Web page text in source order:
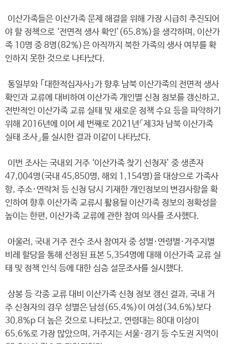
이산가족들은 이산가족 문제 해결을 위해 가장 시급히 추진되어
야 할 정책으로 ‘전면적 생사 확인’(65.8%)을 생각하며, 이산가
족 10명 중 8명(82%)은 아직까지 북한 가족의 생사 여부를 확
인하지 못한 것으로 나타났다.
통일부와 ｢대한적십자사｣가 향후 남북 이산가족의 전면적 생사
확인과 교류에 대비하여 이산가족 개인별 신청 정보를 갱신하고,
전반적인 이산가족 교류 실태 및 새로운 정책 수요 등을 파악하기
위해 2016년에 이어 세 번째로 2021년「제3차 남북 이산가족
실태 조사」를 실시한 결과 이같이 나타났다.
이번 조사는 국내외 거주 ‘이산가족 찾기 신청자’ 중 생존자
47,004명(국내 45,850명, 해외 1,154명)을 대상으로 가족사
항, 주소·연락처 등 신청 당시 기재한 개인정보의 변경사항을 확
인하여 향후 이산가족 교류시 활용될 이산가족 정보의 정확성을
높이는 한편, 이산가족 교류에 관한 참여 의사를 조사했다.
아울러, 국내 거주 전수 조사 참여자 중 성별·연령별·거주지별
비례 할당을 통해 선정된 표본 5,354명에 대해 이산가족 교류 실
태 및 정책 인식 등에 대한 심층 설문조사를 실시했다.
상봉 등 각종 교류 대비 이산가족 신청 정보 갱신 결과, 국내 거
주 신청자의 경우 성별은 남성(65.4%)이 여성(34.6%)보다
30.8%p 더 높은 것으로 나타났고, 연령대는 80대 이상이
65.6%로 가장 많았으며, 거주지는 서울·경기 등 수도권 지역이